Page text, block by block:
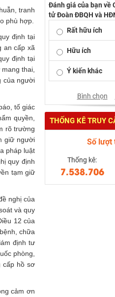
tranh
phù hợp.
định tại
an cấp xã
định tại
thai,
của người
tố giác
quyền,
rõ trường
giữ người
pháp luật
quy định
tạm giữ
nghị của
và quy
12 của
chữa
định tư
phòng,
cấp hồ sơ
cảm ơn
Đánh giá của bạn về
tử Đoàn ĐBQH và
Rất hữu ích
Hữu ích
Ý kiến khác
Bình chọn
THỐNG KÊ TRUY
Số lượt
Thống kê:
7.538.706